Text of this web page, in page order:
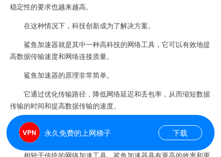
稳定性的要求也越来越高。
在这种情况下，科技创新成为了解决方案。
鲨鱼加速器就是其中一种高科技的网络工具，它可以有效地提
高数据传输速度和网络连接质量。
鲨鱼加速器的原理非常简单。
它通过优化传输路径，降低网络延迟和丢包率，从而缩短数据
传输的时间和提高数据传输的速度。
此外，鲨鱼加速器还会对数据进行压缩和加密，确保数据的安
全性和稳定性。
相较于传统的网络加速工具，鲨鱼加速器具有更高的效率和更
永久免费的上网梯子 下载